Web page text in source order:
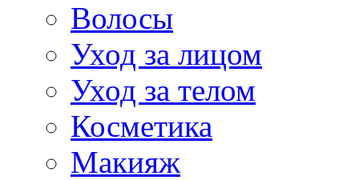
Волосы
Уход за лицом
Уход за телом
Косметика
Макияж